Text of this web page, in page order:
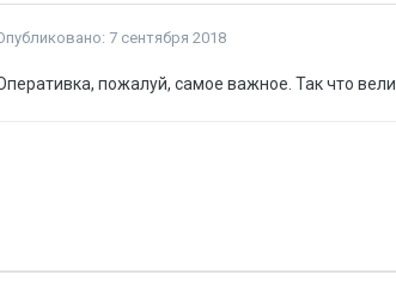
7 сентября 2018
пожалуй, самое важное. Так что